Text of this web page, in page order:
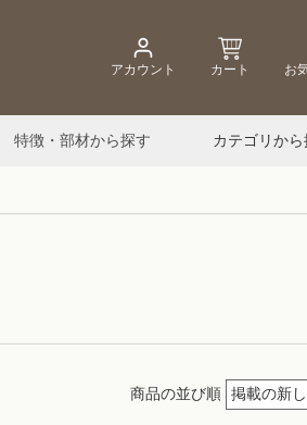
アカウント カート お
特徴・部材から探す カテゴリから
商品の並び順